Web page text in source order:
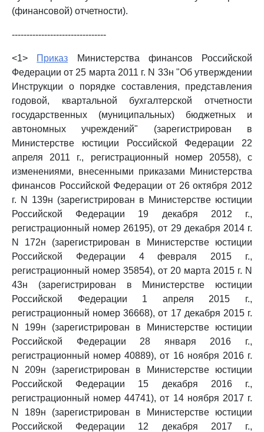
(финансовой) отчетности).
--------------------------------
<1> Приказ Министерства финансов Российской
Федерации от 25 марта 2011 г. N 33н "Об утверждении
Инструкции о порядке составления, представления
годовой, квартальной бухгалтерской отчетности
государственных (муниципальных) бюджетных и
автономных учреждений" (зарегистрирован в
Министерстве юстиции Российской Федерации 22
апреля 2011 г., регистрационный номер 20558), с
изменениями, внесенными приказами Министерства
финансов Российской Федерации от 26 октября 2012
г. N 139н (зарегистрирован в Министерстве юстиции
Российской Федерации 19 декабря 2012 г.,
регистрационный номер 26195), от 29 декабря 2014 г.
N 172н (зарегистрирован в Министерстве юстиции
Российской Федерации 4 февраля 2015 г.,
регистрационный номер 35854), от 20 марта 2015 г. N
43н (зарегистрирован в Министерстве юстиции
Российской Федерации 1 апреля 2015 г.,
регистрационный номер 36668), от 17 декабря 2015 г.
N 199н (зарегистрирован в Министерстве юстиции
Российской Федерации 28 января 2016 г.,
регистрационный номер 40889), от 16 ноября 2016 г.
N 209н (зарегистрирован в Министерстве юстиции
Российской Федерации 15 декабря 2016 г.,
регистрационный номер 44741), от 14 ноября 2017 г.
N 189н (зарегистрирован в Министерстве юстиции
Российской Федерации 12 декабря 2017 г.,